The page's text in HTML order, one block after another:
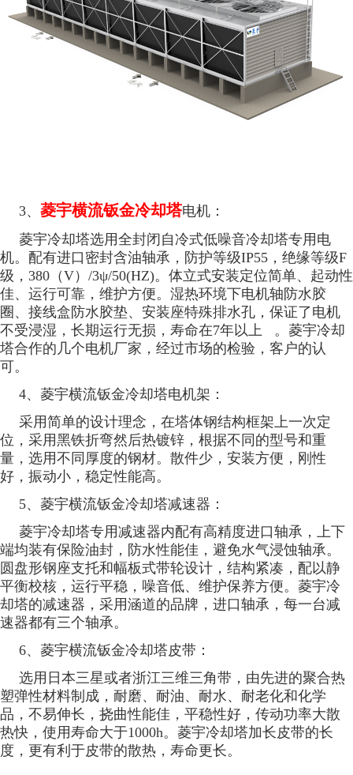
3、 菱宇横流钣金冷却塔电机：
菱宇冷却塔选用全封闭自冷式低噪音冷却塔专用电
机。配有进口密封含油轴承，防护等级IP55，绝缘等级F
级，380（V）/3ψ/50(HZ)。体立式安装定位简单、起动性
佳、运行可靠，维护方便。湿热环境下电机轴防水胶
圈、接线盒防水胶垫、安装座特殊排水孔，保证了电机
不受浸湿，长期运行无损，寿命在7年以上 。菱宇冷却
塔合作的几个电机厂家，经过市场的检验，客户的认
可。
4、菱宇横流钣金冷却塔电机架：
采用简单的设计理念，在塔体钢结构框架上一次定
位，采用黑铁折弯然后热镀锌，根据不同的型号和重
量，选用不同厚度的钢材。散件少，安装方便，刚性
好，振动小，稳定性能高。
5、菱宇横流钣金冷却塔减速器：
菱宇冷却塔专用减速器内配有高精度进口轴承，上下
端均装有保险油封，防水性能佳，避免水气浸蚀轴承。
圆盘形钢座支托和幅板式带轮设计，结构紧凑，配以静
平衡校核，运行平稳，噪音低、维护保养方便。菱宇冷
却塔的减速器，采用涵道的品牌，进口轴承，每一台减
速器都有三个轴承。
6、菱宇横流钣金冷却塔皮带：
选用日本三星或者浙江三维三角带，由先进的聚合热
塑弹性材料制成，耐磨、耐油、耐水、耐老化和化学
品，不易伸长，挠曲性能佳，平稳性好，传动功率大散
热快，使用寿命大于1000h。菱宇冷却塔加长皮带的长
度，更有利于皮带的散热，寿命更长。